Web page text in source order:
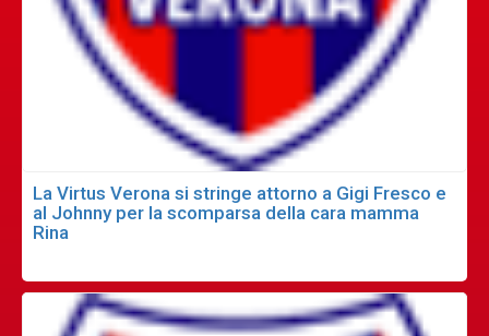
La Virtus Verona si stringe attorno a Gigi Fresco e
al Johnny per la scomparsa della cara mamma
Rina